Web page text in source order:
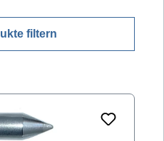
filtern